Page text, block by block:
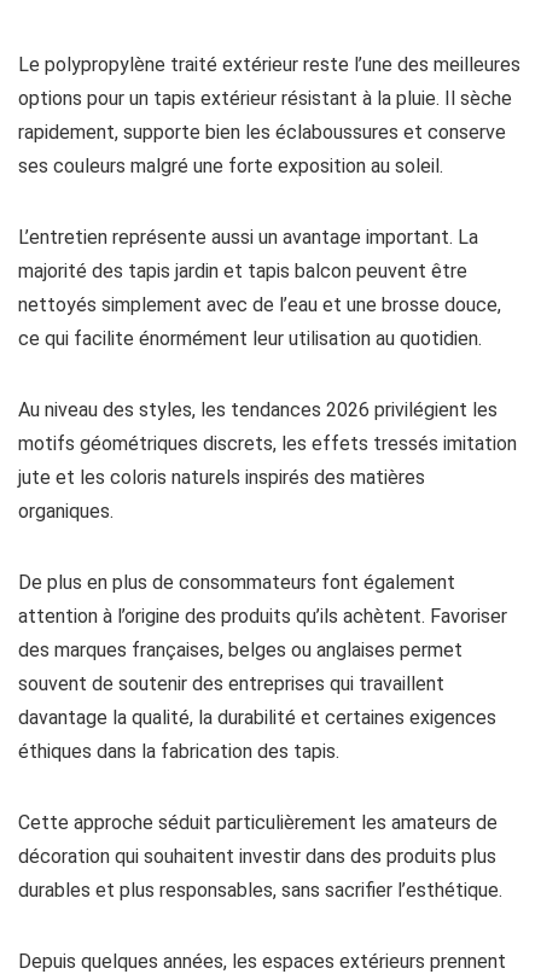
Le polypropylène traité extérieur reste l’une des meilleures
options pour un tapis extérieur résistant à la pluie. Il sèche
rapidement, supporte bien les éclaboussures et conserve
ses couleurs malgré une forte exposition au soleil.
L’entretien représente aussi un avantage important. La
majorité des tapis jardin et tapis balcon peuvent être
nettoyés simplement avec de l’eau et une brosse douce,
ce qui facilite énormément leur utilisation au quotidien.
Au niveau des styles, les tendances 2026 privilégient les
motifs géométriques discrets, les effets tressés imitation
jute et les coloris naturels inspirés des matières
organiques.
De plus en plus de consommateurs font également
attention à l’origine des produits qu’ils achètent. Favoriser
des marques françaises, belges ou anglaises permet
souvent de soutenir des entreprises qui travaillent
davantage la qualité, la durabilité et certaines exigences
éthiques dans la fabrication des tapis.
Cette approche séduit particulièrement les amateurs de
décoration qui souhaitent investir dans des produits plus
durables et plus responsables, sans sacrifier l’esthétique.
Depuis quelques années, les espaces extérieurs prennent